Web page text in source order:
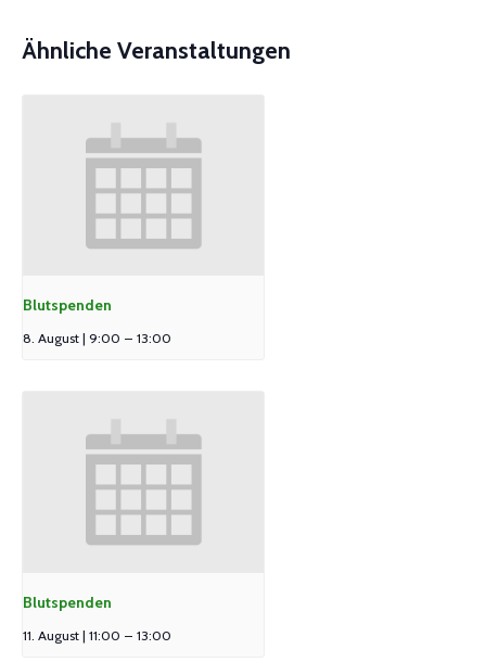
Ähnliche Veranstaltungen
Blutspenden
8. August | 9:00 – 13:00
Blutspenden
11. August | 11:00 – 13:00